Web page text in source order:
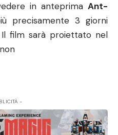
in anteprima Ant-
precisamente 3 giorni
film sarà proiettato nel
-